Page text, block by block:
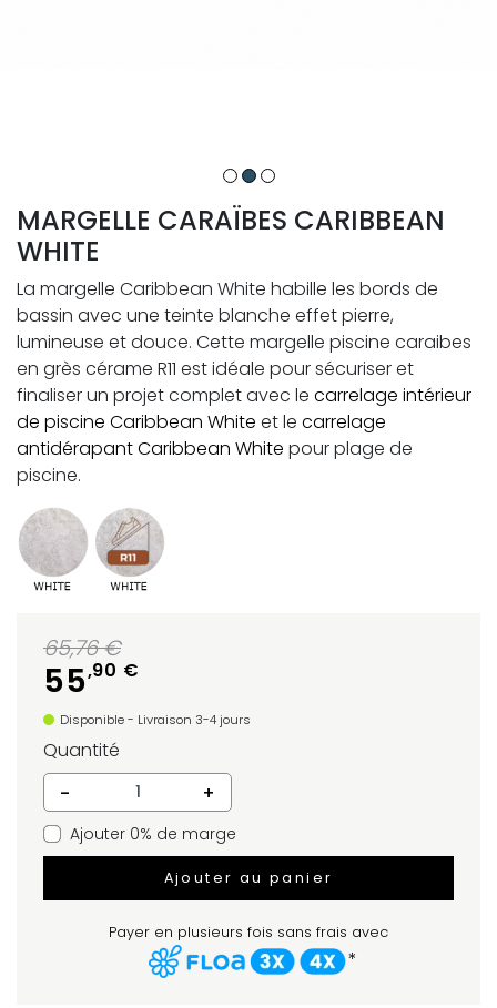
MARGELLE CARAÏBES CARIBBEAN
WHITE
La margelle Caribbean White habille les bords de
bassin avec une teinte blanche effet pierre,
lumineuse et douce. Cette margelle piscine caraibes
en grès cérame R11 est idéale pour sécuriser et
finaliser un projet complet avec le carrelage intérieur
de piscine Caribbean White et le carrelage
antidérapant Caribbean White pour plage de
piscine.
65,76 €
55,90 €
Disponible - Livraison 3-4 jours
Quantité
-
+
Ajouter 0% de marge
Ajouter au panier
Payer en plusieurs fois sans frais avec
*